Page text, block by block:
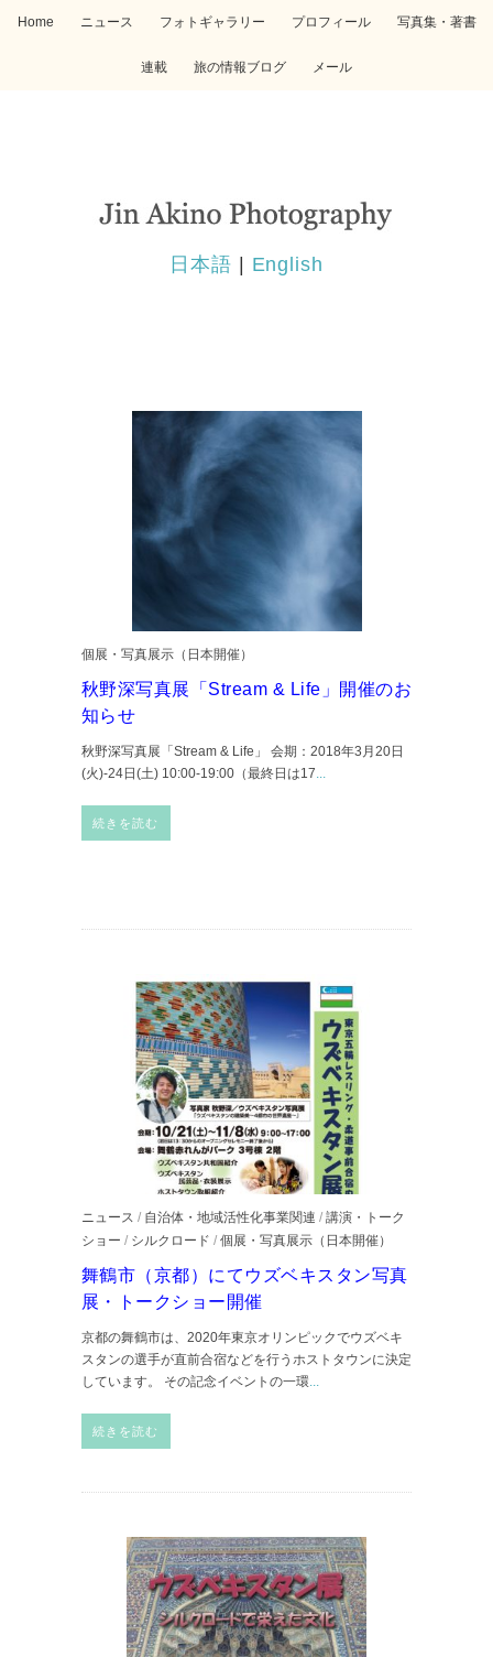
Home ニュース フォトギャラリー プロフィール 写真集・著書
連載 旅の情報ブログ メール
日本語 English
個展・写真展示（日本開催）
秋野深写真展「Stream & Life」開催のお
知らせ
秋野深写真展「Stream & Life」 会期：2018年3月20日
(火)-24日(土) 10:00-19:00（最終日は17...
続きを読む
ニュース / 自治体・地域活性化事業関連 / 講演・トーク
ショー / シルクロード / 個展・写真展示（日本開催）
舞鶴市（京都）にてウズベキスタン写真
展・トークショー開催
京都の舞鶴市は、2020年東京オリンピックでウズベキ
スタンの選手が直前合宿などを行うホストタウンに決定
しています。 その記念イベントの一環...
続きを読む